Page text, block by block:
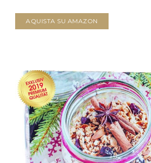
AQUISTA SU AMAZON